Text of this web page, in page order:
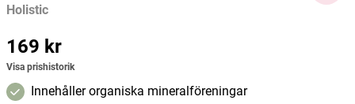
Holistic
Pris:169 kr
169 kr
Visa prishistorik
Innehåller organiska mineralföreningar